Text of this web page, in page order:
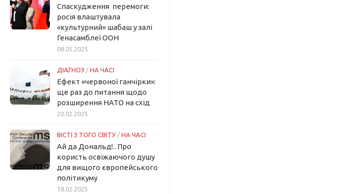
Спаскудження перемоги:
росія влаштувала
«культурний» шабаш у залі
Генасамблеї ООН
08.05.2025
ДІАГНОЗ / НА ЧАСІ
Ефект «червоної ганчірки»:
ще раз до питання щодо
розширення НАТО на схід
20.02.2025
ВІСТІ З ТОГО СВІТУ / НА ЧАСІ
Ай да Дональд!.. Про
користь освіжаючого душу
для вищого європейського
політикуму
18.02.2025